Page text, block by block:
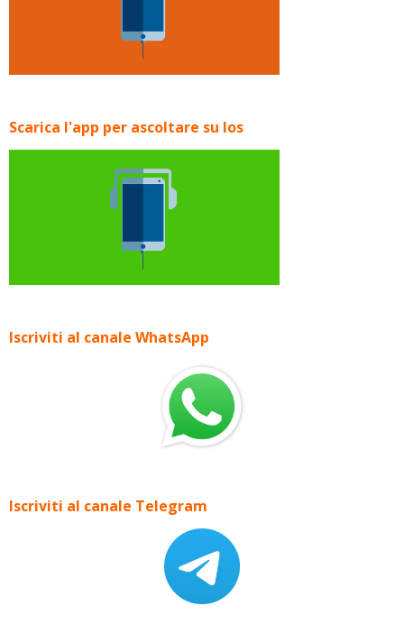
Scarica l'app per ascoltare su Ios
Iscriviti al canale WhatsApp
Iscriviti al canale Telegram